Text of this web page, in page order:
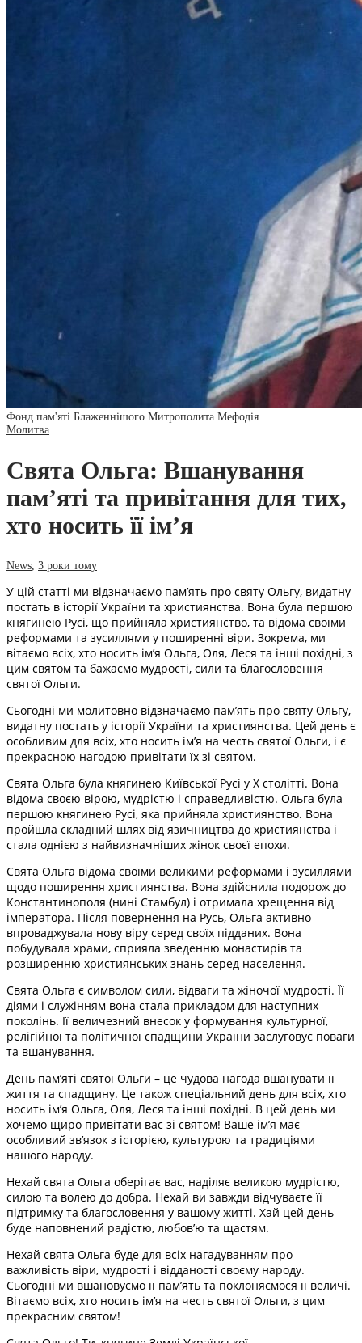
Фонд пам'яті Блаженнішого Митрополита Мефодія
Молитва
Свята Ольга: Вшанування
пам’яті та привітання для тих,
хто носить її ім’я
News 3 роки тому
У цій статті ми відзначаємо пам’ять про святу Ольгу, видатну
постать в історії України та християнства. Вона була першою
княгинею Русі, що прийняла християнство, та відома своїми
реформами та зусиллями у поширенні віри. Зокрема, ми
вітаємо всіх, хто носить ім’я Ольга, Оля, Леся та інші похідні, з
цим святом та бажаємо мудрості, сили та благословення
святої Ольги.
Сьогодні ми молитовно відзначаємо пам’ять про святу Ольгу,
видатну постать у історії України та християнства. Цей день є
особливим для всіх, хто носить ім’я на честь святої Ольги, і є
прекрасною нагодою привітати їх зі святом.
Свята Ольга була княгинею Київської Русі у X столітті. Вона
відома своєю вірою, мудрістю і справедливістю. Ольга була
першою княгинею Русі, яка прийняла християнство. Вона
пройшла складний шлях від язичництва до християнства і
стала однією з найвизначніших жінок своєї епохи.
Свята Ольга відома своїми великими реформами і зусиллями
щодо поширення християнства. Вона здійснила подорож до
Константинополя (нині Стамбул) і отримала хрещення від
імператора. Після повернення на Русь, Ольга активно
впроваджувала нову віру серед своїх підданих. Вона
побудувала храми, сприяла зведенню монастирів та
розширенню християнських знань серед населення.
Свята Ольга є символом сили, відваги та жіночої мудрості. Її
діями і служінням вона стала прикладом для наступних
поколінь. Її величезний внесок у формування культурної,
релігійної та політичної спадщини України заслуговує поваги
та вшанування.
День пам’яті святої Ольги – це чудова нагода вшанувати її
життя та спадщину. Це також спеціальний день для всіх, хто
носить ім’я Ольга, Оля, Леся та інші похідні. В цей день ми
хочемо щиро привітати вас зі святом! Ваше ім’я має
особливий зв’язок з історією, культурою та традиціями
нашого народу.
Нехай свята Ольга оберігає вас, наділяє великою мудрістю,
силою та волею до добра. Нехай ви завжди відчуваєте її
підтримку та благословення у вашому житті. Хай цей день
буде наповнений радістю, любов’ю та щастям.
Нехай свята Ольга буде для всіх нагадуванням про
важливість віри, мудрості і відданості своєму народу.
Сьогодні ми вшановуємо її пам’ять та поклоняємося її величі.
Вітаємо всіх, хто носить ім’я на честь святої Ольги, з цим
прекрасним святом!